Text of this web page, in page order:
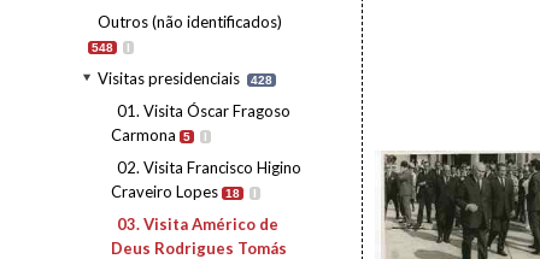
Outros (não identificados)
548 I
Visitas presidenciais 428
01. Visita Óscar Fragoso
Carmona
5 I
02. Visita Francisco Higino
Craveiro Lopes 18 I
03. Visita Américo de
Deus Rodrigues Tomás